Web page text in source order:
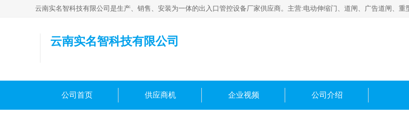
云南实名智科技有限公司
公司首页 供应商机 企业视频 公司介绍